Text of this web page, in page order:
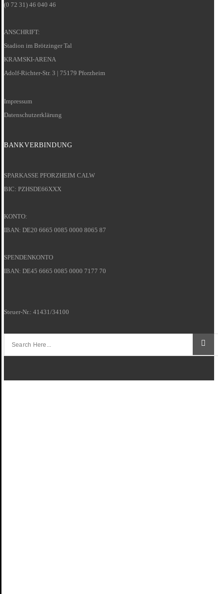
(0 72 31) 46 040 46
ANSCHRIFT:
Stadion im Brötzinger Tal
KRAMSKI-ARENA
Adolf-Richter-Str. 3 | 75179 Pforzheim
Impressum
Datenschutzerklärung
BANKVERBINDUNG
SPARKASSE PFORZHEIM CALW
BIC: PZHSDE66XXX
KONTO:
IBAN: DE20 6665 0085 0000 8065 87
SPENDENKONTO
IBAN: DE45 6665 0085 0000 7177 70
Steuer-Nr.: 41431/34100